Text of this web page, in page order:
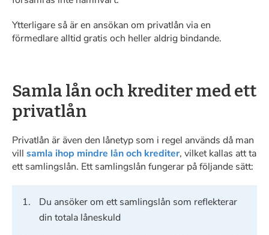
Ytterligare så är en ansökan om privatlån via en
förmedlare alltid gratis och heller aldrig bindande.
Samla lån och krediter med ett
privatlån
Privatlån är även den lånetyp som i regel används då man
vill samla ihop mindre lån och krediter, vilket kallas att ta
ett samlingslån. Ett samlingslån fungerar på följande sätt:
Du ansöker om ett samlingslån som reflekterar
din totala låneskuld